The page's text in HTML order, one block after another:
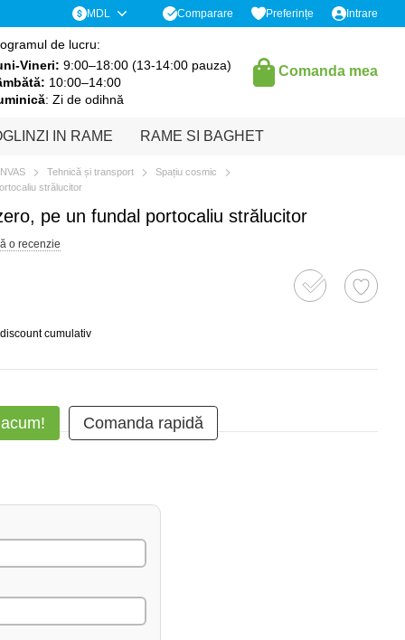
MDL Comparare Preferințe Intrare
de lucru:
Vineri: 9:00–18:00 (13-14:00 pauza)
10:00–14:00
: Zi de odihnă
Comanda mea
IN RAME RAME SI BAGHET
Tehnică și transport
Spațiu cosmic
strălucitor
pe un fundal portocaliu strălucitor
o recenzie
cumulativ
Comanda rapidă